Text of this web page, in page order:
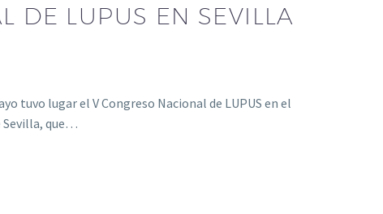
DE LUPUS EN SEVILLA
tuvo lugar el V Congreso Nacional de LUPUS en el
Sevilla, que…